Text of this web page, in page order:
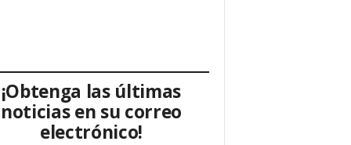
¡Obtenga las últimas
noticias en su correo
electrónico!